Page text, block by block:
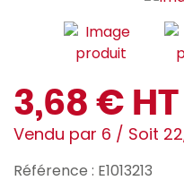
3,68 €
Vendu par 6 / Soit
Référence : E1013213